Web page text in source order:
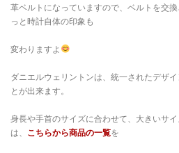
革ベルトになっていますので、ベルトを交
っと時計自体の印象も
変わりますよ
ダニエルウェリントンは、統一されたデザ
とが出来ます。
身長や手首のサイズに合わせて、大きいサ
は、 こちらから商品の一覧を